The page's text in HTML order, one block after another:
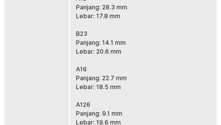
Panjang: 28.3 mm
Lebar: 17.8 mm
B23
Panjang: 14.1 mm
Lebar: 20.6 mm
A16
Panjang: 22.7 mm
Lebar: 18.5 mm
A126
Panjang: 9.1 mm
Lebar: 19.6 mm